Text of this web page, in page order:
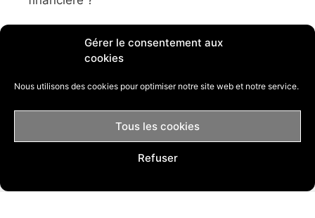
Gérer le consentement aux
cookies
Nous utilisons des cookies pour optimiser notre site web et notre service.
Tous les cookies
Refuser
Je peux vous aider.
votre business afin que vous puissiez en
Florian